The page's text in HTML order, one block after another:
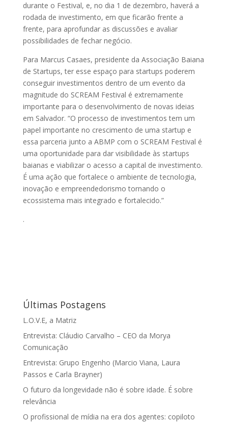
durante o Festival, e, no dia 1 de dezembro, haverá a
rodada de investimento, em que ficarão frente a
frente, para aprofundar as discussões e avaliar
possibilidades de fechar negócio.
Para Marcus Casaes, presidente da Associação Baiana
de Startups, ter esse espaço para startups poderem
conseguir investimentos dentro de um evento da
magnitude do SCREAM Festival é extremamente
importante para o desenvolvimento de novas ideias
em Salvador. “O processo de investimentos tem um
papel importante no crescimento de uma startup e
essa parceria junto a ABMP com o SCREAM Festival é
uma oportunidade para dar visibilidade às startups
baianas e viabilizar o acesso a capital de investimento.
É uma ação que fortalece o ambiente de tecnologia,
inovação e empreendedorismo tornando o
ecossistema mais integrado e fortalecido.”
.
Últimas Postagens
L.O.V.E, a Matriz
Entrevista: Cláudio Carvalho – CEO da Morya
Comunicação
Entrevista: Grupo Engenho (Marcio Viana, Laura
Passos e Carla Brayner)
O futuro da longevidade não é sobre idade. É sobre
relevância
O profissional de mídia na era dos agentes: copiloto